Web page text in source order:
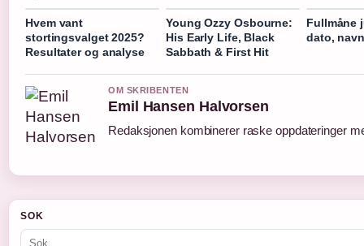
Hvem vant
stortingsvalget 2025?
Resultater og analyse
Young Ozzy Osbourne:
His Early Life, Black
Sabbath & First Hit
Fullmåne
dato,
OM SKRIBENTEN
Emil Hansen Halvorsen
Redaksjonen kombinerer raske oppdateringer
SOK